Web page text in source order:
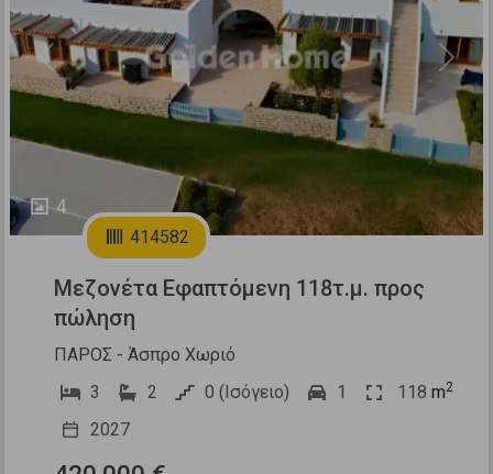
4
Previous Next
414582
Μεζονέτα Εφαπτόμενη 118τ.μ. προς
πώληση
ΠΑΡΟΣ - Άσπρο Χωριό
3
2 0 (Ισόγειο) 1 118 m2
2027